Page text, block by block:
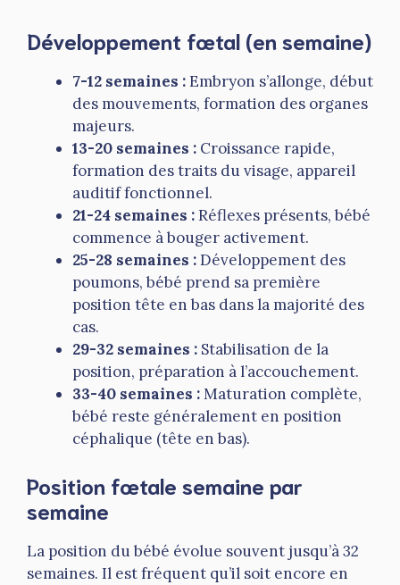
Développement fœtal (en semaine)
7-12 semaines :Embryon s’allonge, début
des mouvements, formation des organes
majeurs.
13-20 semaines : Croissance rapide,
formation des traits du visage, appareil
auditif fonctionnel.
21-24 semaines :Réflexes présents, bébé
commence à bouger activement.
25-28 semaines :Développement des
poumons, bébé prend sa première
position tête en bas dans la majorité des
cas.
29-32 semaines : Stabilisation de la
position, préparation à l’accouchement.
33-40 semaines :Maturation complète,
bébé reste généralement en position
céphalique (tête en bas).
Position fœtale semaine par
semaine
La position du bébé évolue souvent jusqu’à 32
semaines. Il est fréquent qu’il soit encore en